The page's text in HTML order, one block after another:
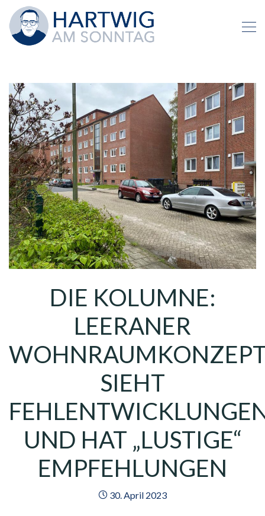
DIE KOLUMNE:
LEERANER
SIEHT
UND HAT „LUSTIGE“
EMPFEHLUNGEN
30. April 2023